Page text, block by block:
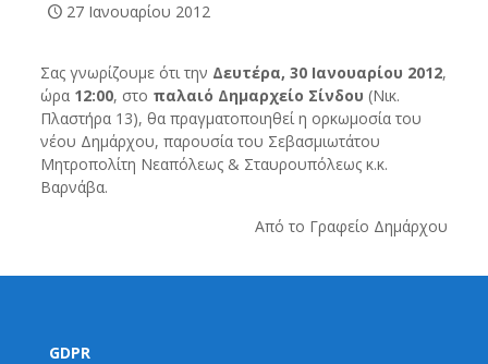
27 Ιανουαρίου 2012
Σας γνωρίζουμε ότι την Δευτέρα, 30 Ιανουαρίου 2012,
ώρα 12:00, στο παλαιό Δημαρχείο Σίνδου (Νικ.
Πλαστήρα 13), θα πραγματοποιηθεί η ορκωμοσία του
νέου Δημάρχου, παρουσία του Σεβασμιωτάτου
Μητροπολίτη Νεαπόλεως & Σταυρουπόλεως κ.κ.
Βαρνάβα.
Από το Γραφείο Δημάρχου
GDPR